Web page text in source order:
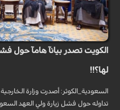
الكويت تصدر بيانآ هامآ حول
لها؟!!
السعودية_الكوثر: أصدرت وزارة
تداوله حول فشل زيارة ولي العهد